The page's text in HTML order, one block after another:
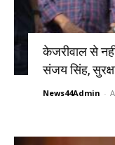
केजरीवाल से
संजय सिंह,
News44Admin -